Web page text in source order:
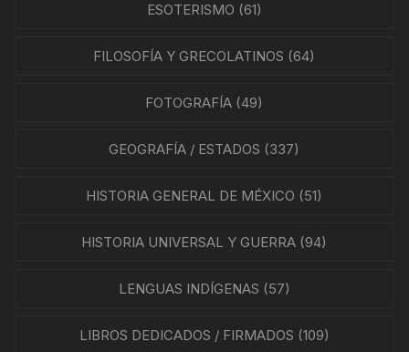
ESOTERISMO (61)
FILOSOFÍA Y GRECOLATINOS (64)
FOTOGRAFÍA (49)
GEOGRAFÍA / ESTADOS (337)
HISTORIA GENERAL DE MÉXICO (51)
HISTORIA UNIVERSAL Y GUERRA (94)
LENGUAS INDÍGENAS (57)
LIBROS DEDICADOS / FIRMADOS (109)